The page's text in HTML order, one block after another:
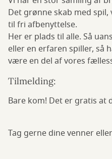
Det grønne skab med
til fri afbenyttelse.
Her er plads til alle. Så
eller en erfaren spiller, så
være en del af vores
Tilmelding:
Bare kom! Det er gratis at
Tag gerne dine venner